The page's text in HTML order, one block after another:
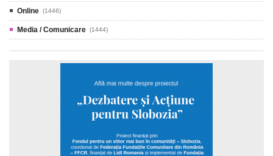
Online (1446)
Media / Comunicare (1444)